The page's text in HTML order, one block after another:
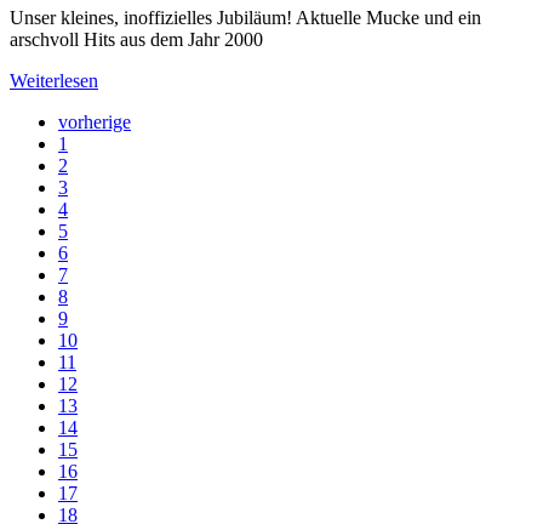
Unser kleines, inoffizielles Jubiläum! Aktuelle Mucke und ein
arschvoll Hits aus dem Jahr 2000
Weiterlesen
vorherige
1
2
3
4
5
6
7
8
9
10
11
12
13
14
15
16
17
18